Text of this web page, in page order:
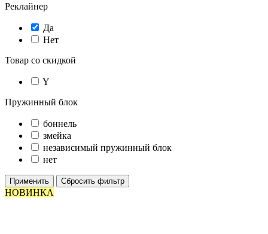
Реклайнер
Да
Нет
Товар со скидкой
Y
Пружинный блок
боннель
змейка
независимый пружинный блок
нет
Применить Сбросить фильтр
НОВИНКА